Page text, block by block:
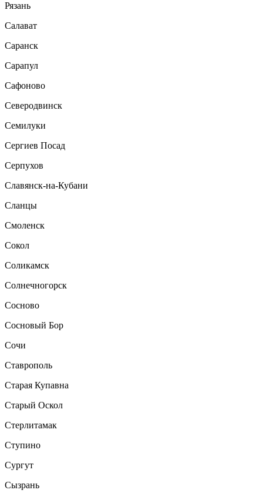
Рязань
Салават
Саранск
Сарапул
Сафоново
Северодвинск
Семилуки
Сергиев Посад
Серпухов
Славянск-на-Кубани
Сланцы
Смоленск
Сокол
Соликамск
Солнечногорск
Сосново
Сосновый Бор
Сочи
Ставрополь
Старая Купавна
Старый Оскол
Стерлитамак
Ступино
Сургут
Сызрань